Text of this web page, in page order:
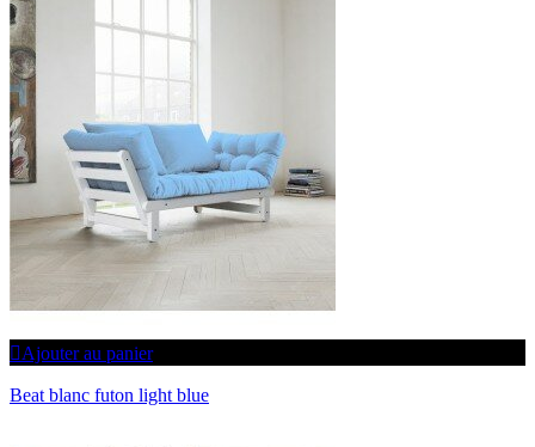
Ajouter au panier
Beat blanc futon light blue